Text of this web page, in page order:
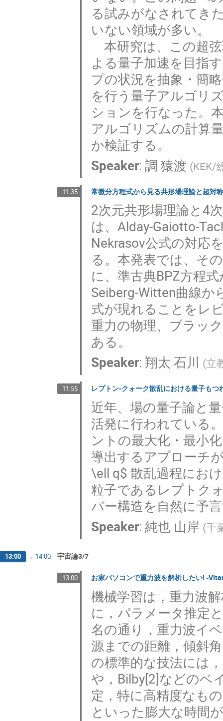
る試みがなされてき
いない領域が多い。
本研究は、この超
よる量子加速を目指
プの状況を抽象・簡
を行う量子アルゴリ
ションを行なった。
アルゴリズムの計算
か検証する。
Speaker:調 猿渡 (KEK/
11:35 常微分方程式から見る共形場理論と超対
2次元共形場理論と4
は、Alday-Gaiotto-
Nekrasov公式の対応
る。本発表では、そ
に、準古典BPZ方程
Seiberg-Witten曲線か
式が現れることをレ
重力の物理、ブラッ
ある。
Speaker: 翔太 石川 (立
11:55 レプトン-クォーク散乱における量子も
近年、場の量子論と
活発に行われている
ントの最大化・最小
導出するアプローチ
\ell q$ 散乱過程にお
粒子であるレプトク
バー構造を自然に予
Speaker:純也 山岸 (千
13:00 → 14:00 宇宙論3/7
13:00 お家パソコンで重力波を解析したい! -
機械学習は，重力波
に，パラメータ推定
名の通り，重力波イ
源までの距離，傾斜
の標準的な技法には
や，Bilby[2]などのベ
定，特に高精度なも
といった膨大な時間